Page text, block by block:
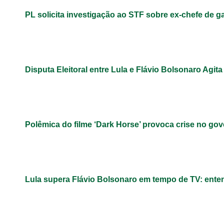
PL solicita investigação ao STF sobre ex-chefe de
Disputa Eleitoral entre Lula e Flávio Bolsonaro Agita
Polêmica do filme ‘Dark Horse’ provoca crise no
Lula supera Flávio Bolsonaro em tempo de TV: